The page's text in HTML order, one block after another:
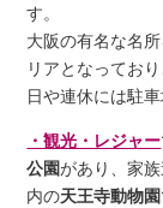
す。
大阪の有名な名
リアとなってお
日や連休には駐
・観光・レジャー
公園があり、家
内の天王寺動物園